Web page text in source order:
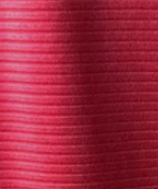
VR-
SHOW
ONS